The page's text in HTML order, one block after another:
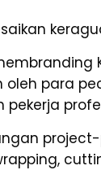
oleh para